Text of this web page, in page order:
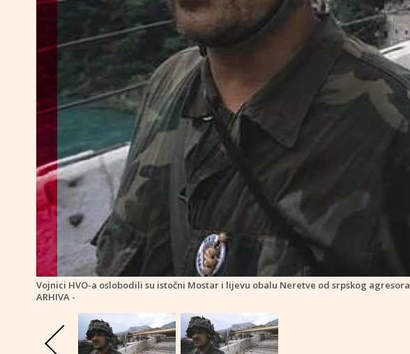
Vojnici HVO-a oslobodili su istočni Mostar i lijevu obalu Neretve od srpskog agresora
ARHIVA -